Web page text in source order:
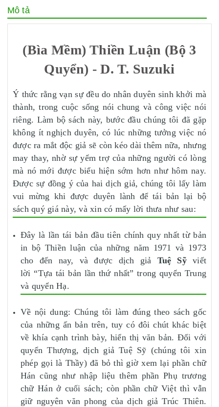
Mô tả
(Bìa Mềm) Thiền Luận (Bộ 3
Quyển) - D. T. Suzuki
Ý thức rằng vạn sự đều do nhân duyên sinh khởi mà
thành, trong cuộc sống nói chung và công việc nói
riêng. Làm bộ sách này, bước đầu chúng tôi đã gặp
không ít nghịch duyên, có lúc những tưởng việc nó
được ra mắt độc giả sẽ còn kéo dài thêm nữa, nhưng
may thay, nhờ sự yểm trợ của những người có lòng
mà nó mới được biểu hiện sớm hơn như hôm nay.
Được sự đồng ý của hai dịch giả, chúng tôi lấy làm
vui mừng khi được duyên lành để tái bản lại bộ
sách quý giá này, và xin có mấy lời thưa như sau:
Đây là lần tái bản đầu tiên chính quy nhất từ bản
in bộ Thiền luận của những năm 1971 và 1973
cho đến nay, và được dịch giả Tuệ Sỹviết
lời “Tựa tái bản lần thứ nhất” trong quyển Trung
và quyển Hạ.
Về nội dung: Chúng tôi làm đúng theo sách gốc
của những ấn bản trên, tuy có đôi chút khác biệt
về khía cạnh trình bày, hiển thị văn bản. Đối với
quyển Thượng, dịch giả Tuệ Sỹ (chúng tôi xin
phép gọi là Thầy) đã bỏ thì giờ xem lại phần chữ
Hán cũng như nhập liệu thêm phần Phụ trương
chữ Hán ở cuối sách; còn phần chữ Việt thì vẫn
giữ nguyên văn phong của dịch giả Trúc Thiên.